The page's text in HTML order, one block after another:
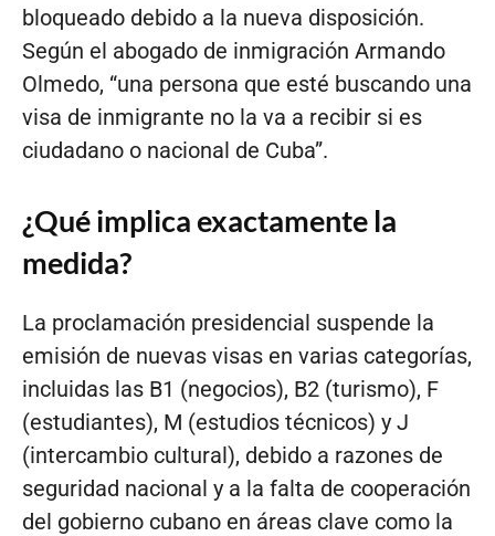
bloqueado debido a la nueva disposición.
Según el abogado de inmigración Armando
Olmedo, “una persona que esté buscando una
visa de inmigrante no la va a recibir si es
ciudadano o nacional de Cuba”.
¿Qué implica exactamente la
medida?
La proclamación presidencial suspende la
emisión de nuevas visas en varias categorías,
incluidas las B1 (negocios), B2 (turismo), F
(estudiantes), M (estudios técnicos) y J
(intercambio cultural), debido a razones de
seguridad nacional y a la falta de cooperación
del gobierno cubano en áreas clave como la